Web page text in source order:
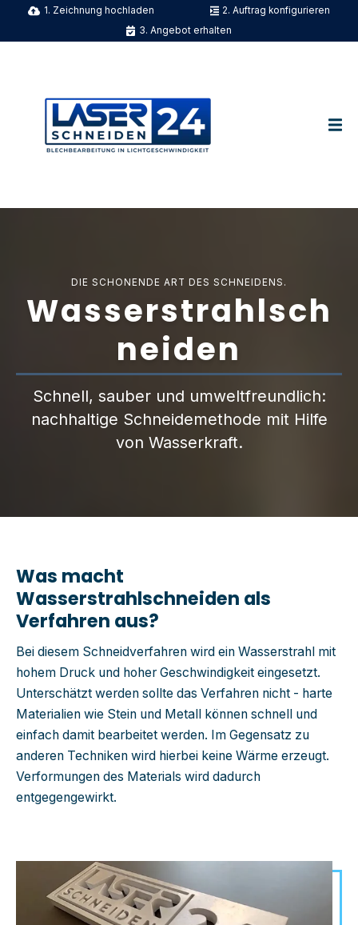
1. Zeichnung hochladen
2. Auftrag konfigurieren
3. Angebot erhalten
DIE SCHONENDE ART DES SCHNEIDENS.
Wasserstrahlsch
neiden
Schnell, sauber und umweltfreundlich:
nachhaltige Schneidemethode mit Hilfe
von Wasserkraft.
Was macht
Wasserstrahlschneiden als
Verfahren aus?
Bei diesem Schneidverfahren wird ein Wasserstrahl mit
hohem Druck und hoher Geschwindigkeit eingesetzt.
Unterschätzt werden sollte das Verfahren nicht - harte
Materialien wie Stein und Metall können schnell und
einfach damit bearbeitet werden. Im Gegensatz zu
anderen Techniken wird hierbei keine Wärme erzeugt.
Verformungen des Materials wird dadurch
entgegengewirkt.